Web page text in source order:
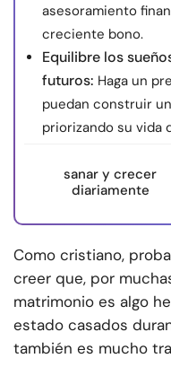
asesoramiento
creciente bono.
Equilibre los
futuros: Haga un
puedan construir
priorizando su vida
sanar y crecer
diariamente
Como cristiano,
creer que, por
matrimonio es algo
estado casados
también es mucho